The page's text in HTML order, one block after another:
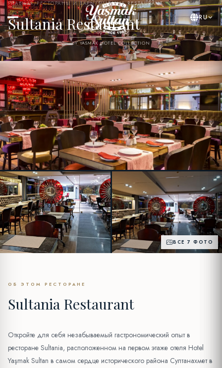
BY YASMAK HOTEL COLLECTION
RU
ГЛАВНАЯ/РЕСТОРАНЫ И БАРЫ/SULTANIA RESTAURANT
Sultania Restaurant
ВСЕ 7 ФОТО
ОБ ЭТОМ РЕСТОРАНЕ
Sultania Restaurant
Откройте для себя незабываемый гастрономический опыт в
ресторане Sultania, расположенном на первом этаже отеля Hotel
Yaşmak Sultan в самом сердце исторического района Султанахмет в